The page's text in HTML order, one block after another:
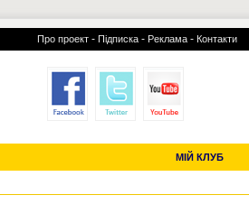
Про проект - Підписка - Реклама - Контакти
МІЙ КЛУБ
УСІ ТРАНСФЕРИ